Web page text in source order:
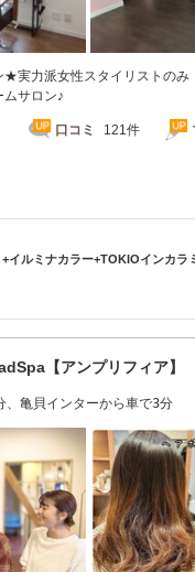
実力派女性スタイリストのみ
サロン♪
口コミ 121件
+イルミナカラー+TOKIOインカラ
【アンプリフィア】
、亀貝インターから車で3分